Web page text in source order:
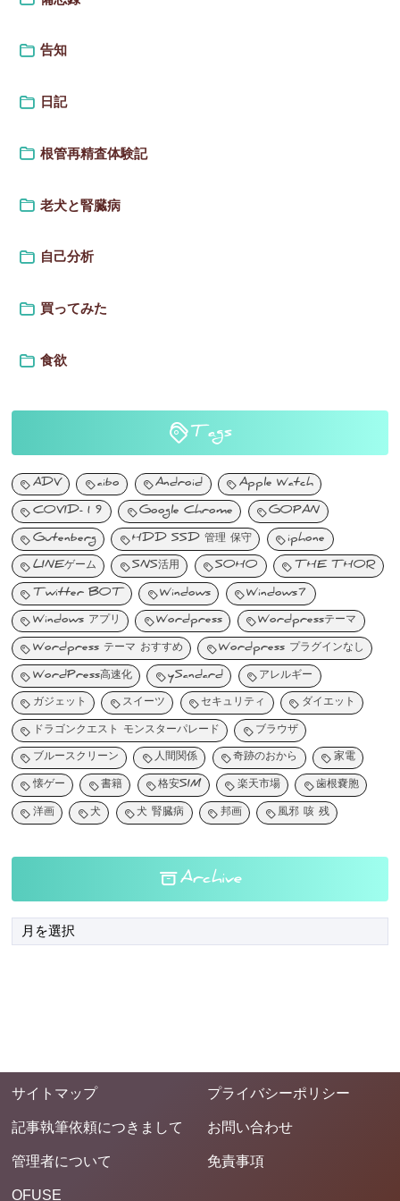
告知
日記
根管再精査体験記
老犬と腎臓病
自己分析
買ってみた
食欲
Tags
ADV aibo Android Apple Watch
COVID-19 Google Chrome GOPAN
Gutenberg HDD SSD 管理 保守 iphone
LINEゲーム SNS活用 SOHO THE THOR
Twitter BOT Windows Windows7
Windows アプリ Wordpress Wordpressテーマ
Wordpress テーマ おすすめ Wordpress プラグインなし
WordPress高速化 ySandard アレルギー
ガジェット スイーツ セキュリティ ダイエット
ドラゴンクエスト モンスターパレード ブラウザ
ブルースクリーン 人間関係 奇跡のおから 家電
懐ゲー 書籍 格安SIM 楽天市場 歯根嚢胞
洋画 犬 犬 腎臓病 邦画 風邪 咳 残
Archive
サイトマップ プライバシーポリシー
記事執筆依頼につきまして お問い合わせ
管理者について 免責事項
OFUSE